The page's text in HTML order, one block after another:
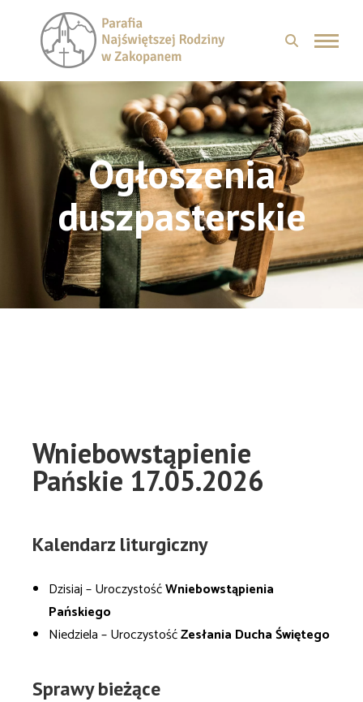
Ogłoszenia
duszpasterskie
Wniebowstąpienie
Pańskie 17.05.2026
Kalendarz liturgiczny
Dzisiaj – UroczystośćWniebowstąpienia
Pańskiego
Niedziela – UroczystośćZesłania Ducha Świętego
Sprawy bieżące